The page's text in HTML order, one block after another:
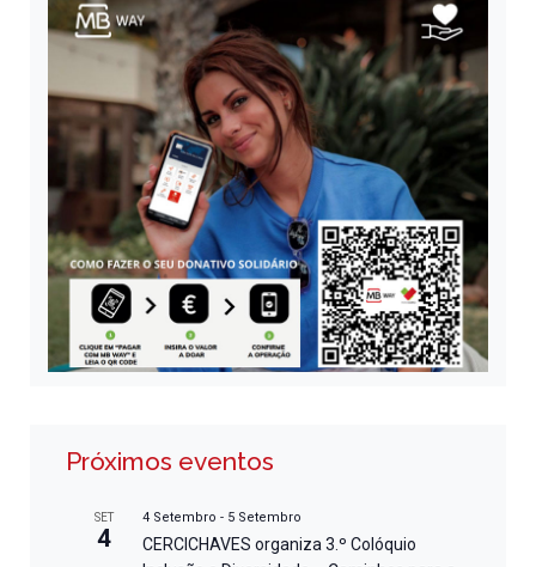
Próximos eventos
SET
4
4 Setembro - 5 Setembro
CERCICHAVES organiza 3.º Colóquio